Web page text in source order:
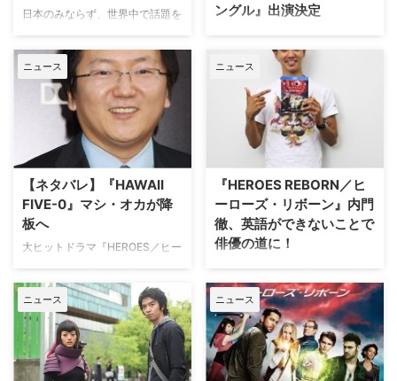
日本のみならず、世界中で話題を
版として実写化したNetflixオリジ
ナル映画『Death Note／デスノ
ート』が8月25日（金）より世界
同時配信される。それに伴いジャ
パンプレミアが開催され、監督の
アダム・ウィンガード、プロデュ
ーサーのマシ・オカ、ライト役の
レ…
ングル』出演決定
『HEROES／ヒーローズ』のヒ
ロ・ナカムラ役でブレイクし、そ
の後も『HAWAII FIVE-0』のマッ
クス・バーグマン役などで人気を
誇るマシ・オカが、ニューヨーク
のオーケストラを舞台にした米
Amazonのオリジナルドラマ『モ
ーツァルト・イン・ザ・ジャング
った。米TV Lineが報じている…
ニュース
【ネタバレ】『HAWAII
FIVE-0』マシ・オカが降
板へ
大ヒットドラマ『HEROES／ヒー
日系俳優としては全米ナンバー1
知名度を誇るマシ・オカが、レギ
ュラー出演している米CBSの大人
気シリーズ『HAWAII FIVE-0』を
降板することが分かった。米TV
Lineが報じている。 （※本記事
ニュース
『HEROES REBORN／ヒ
ーローズ・リボーン』内門
徹、英語ができないことで
俳優の道に！
世界中で一大ブームを巻き起こし
た伝説のドラマ『HEROES／ヒー
ローズ』のラストから5年後が舞
台の『HEROES REBORN／ヒー
ローズ・リボーン』。天才プロゲ
ーマーのレン役に抜擢された日本
人キャストの一人、内門徹のイン
ニュース ニュース